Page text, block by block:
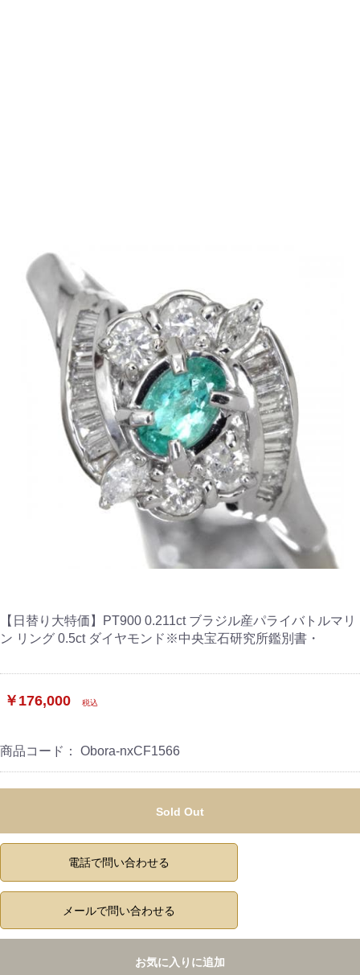
【日替り大特価】PT900 0.211ct ブラジル産パライバトルマリ
ン リング 0.5ct ダイヤモンド※中央宝石研究所鑑別書・
￥176,000 税込
商品コード： Obora-nxCF1566
Sold Out
電話で問い合わせる
メールで問い合わせる
お気に入りに追加